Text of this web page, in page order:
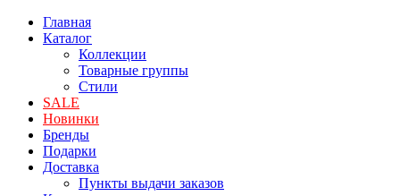
Главная
Каталог
Коллекции
Товарные группы
Стили
SALE
Новинки
Бренды
Подарки
Доставка
Пункты выдачи заказов